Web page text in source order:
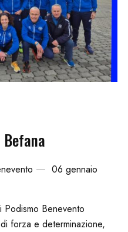
06 gennaio
Benevento
forza e determinazione,